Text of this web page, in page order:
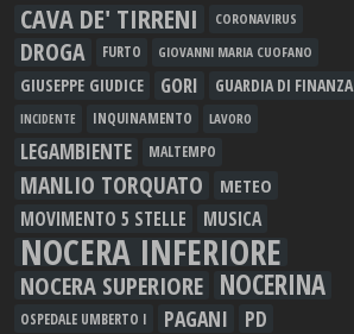
CAVA DE' TIRRENI CORONAVIRUS
DROGA FURTO GIOVANNI MARIA CUOFANO
GIUSEPPE GIUDICE GORI GUARDIA DI FINANZA
INCIDENTE INQUINAMENTO LAVORO
LEGAMBIENTE MALTEMPO
MANLIO TORQUATO METEO
MOVIMENTO 5 STELLE MUSICA
NOCERA INFERIORE
NOCERA SUPERIORE NOCERINA
OSPEDALE UMBERTO I PAGANI PD